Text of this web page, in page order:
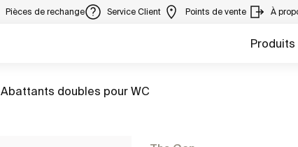
Pièces de rechange Service Client Points de vente À
Produits
Aller à
Abattants doubles pour WC